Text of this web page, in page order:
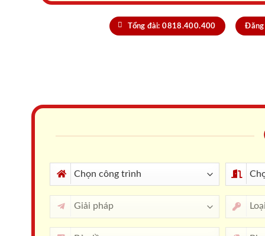
Tổng đài: 0818.400.400